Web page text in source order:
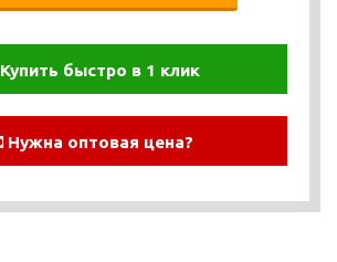
Купить быстро в 1 клик
Нужна оптовая цена?